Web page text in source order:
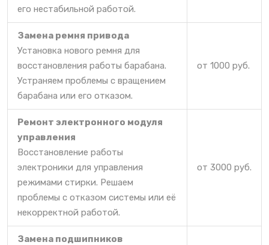
его нестабильной работой.
Замена ремня привода
Установка нового ремня для
восстановления работы барабана.
Устраняем проблемы с вращением
барабана или его отказом.
от 1000 руб.
Ремонт электронного модуля
управления
Восстановление работы
электроники для управления
режимами стирки. Решаем
проблемы с отказом системы или её
некорректной работой.
от 3000 руб.
Замена подшипников